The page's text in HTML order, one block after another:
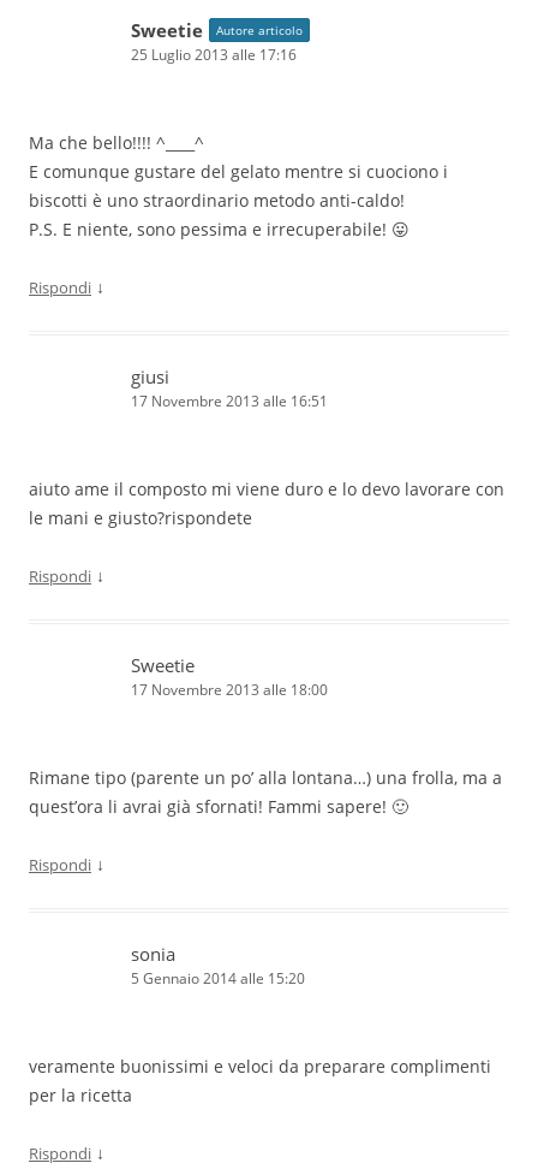
Sweetie Autore articolo
25 Luglio 2013 alle 17:16
Ma che bello!!!! ^____^
E comunque gustare del gelato mentre si cuociono i
biscotti è uno straordinario metodo anti-caldo!
P.S. E niente, sono pessima e irrecuperabile! 😛
Rispondi ↓
giusi
17 Novembre 2013 alle 16:51
aiuto ame il composto mi viene duro e lo devo lavorare con
le mani e giusto?rispondete
Rispondi ↓
Sweetie
17 Novembre 2013 alle 18:00
Rimane tipo (parente un po’ alla lontana…) una frolla, ma a
quest’ora li avrai già sfornati! Fammi sapere! 🙂
Rispondi ↓
sonia
5 Gennaio 2014 alle 15:20
veramente buonissimi e veloci da preparare complimenti
per la ricetta
Rispondi ↓